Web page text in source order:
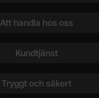
Att handla hos oss
Kundtjänst
Tryggt och säkert